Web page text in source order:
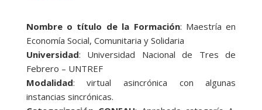
Nombre o título de la Formación: Maestría en
Economía Social, Comunitaria y Solidaria
Universidad: Universidad Nacional de Tres de
Febrero – UNTREF
Modalidad: virtual asincrónica con algunas
instancias sincrónicas.